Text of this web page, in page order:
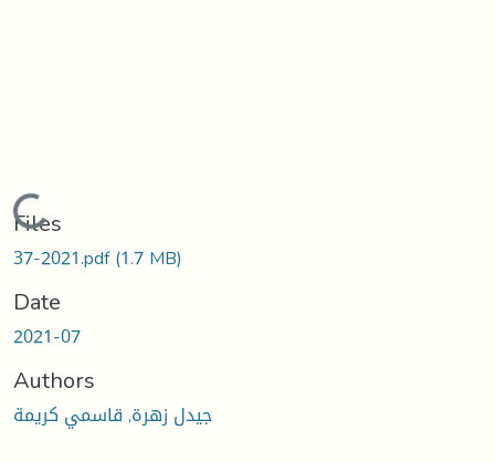
Loading...
Files
37-2021.pdf(1.7 MB)
Date
2021-07
Authors
جيدل زهرة, قاسمي كريمة